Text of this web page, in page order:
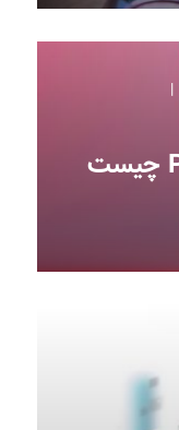
هوش مصنوعی Phrasly چیست